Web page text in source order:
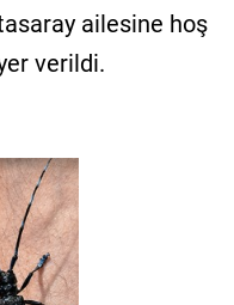
ailesine hoş
verildi.